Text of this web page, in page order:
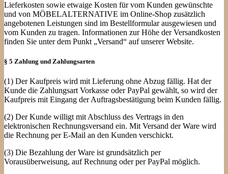
Lieferkosten sowie etwaige Kosten für vom Kunden gewünschte
und von MÖBELALTERNATIVE im Online-Shop zusätzlich
angebotenen Leistungen sind im Bestellformular ausgewiesen und
vom Kunden zu tragen. Informationen zur Höhe der Versandkosten
finden Sie unter dem Punkt „Versand“ auf unserer Website.
§ 5 Zahlung und Zahlungsarten
(1) Der Kaufpreis wird mit Lieferung ohne Abzug fällig. Hat der
Kunde die Zahlungsart Vorkasse oder PayPal gewählt, so wird der
Kaufpreis mit Eingang der Auftragsbestätigung beim Kunden fällig.
(2) Der Kunde willigt mit Abschluss des Vertrags in den
elektronischen Rechnungsversand ein. Mit Versand der Ware wird
die Rechnung per E-Mail an den Kunden verschickt.
(3) Die Bezahlung der Ware ist grundsätzlich per
Vorausüberweisung, auf Rechnung oder per PayPal möglich.